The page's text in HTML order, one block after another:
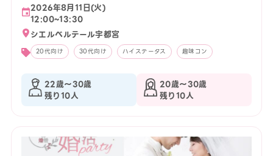
2026年8月11日(火)
12:00~13:30
シエルベルテール宇都宮
20代向け 30代向け ハイステータス 趣味コン
22歳〜30歳
残り10人
20歳〜30歳
残り10人